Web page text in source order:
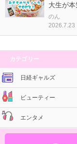
大生が本
のん
2026.7.23
カテゴリー
日経ギャルズ
ビューティー
エンタメ